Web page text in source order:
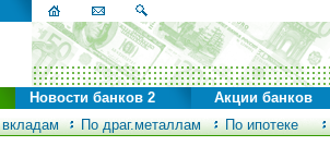
По драг.металлам По ипотеке
Новости банков 2 Акции банков